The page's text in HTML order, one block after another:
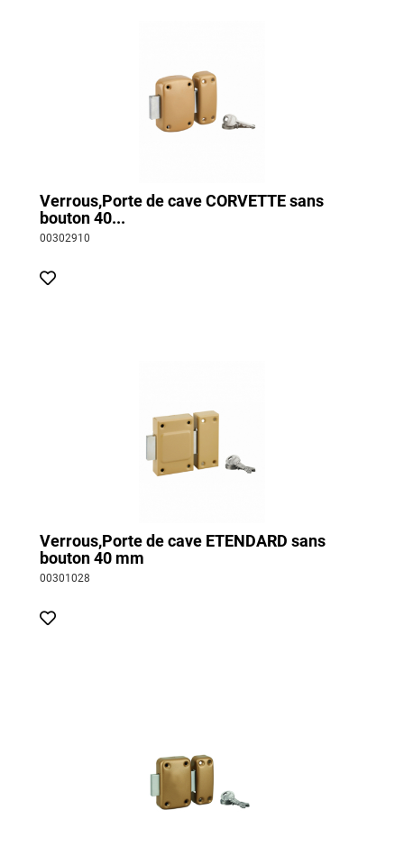
Verrous,Porte de cave CORVETTE sans
bouton 40...
00302910
Verrous,Porte de cave ETENDARD sans
bouton 40 mm
00301028